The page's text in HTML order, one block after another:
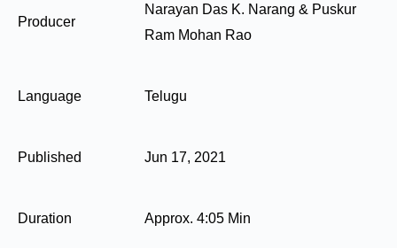
Producer
Narayan Das K. Narang & Puskur
Ram Mohan Rao
Language Telugu
Published Jun 17, 2021
Duration Approx. 4:05 Min